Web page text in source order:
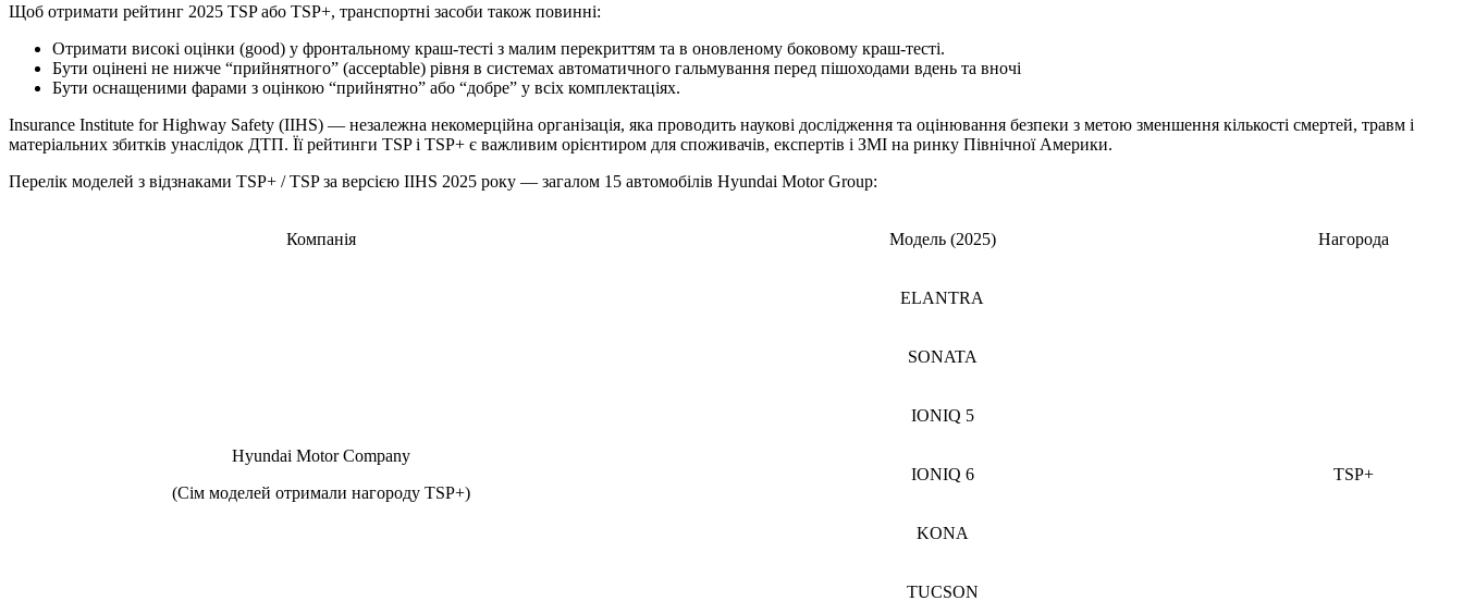
Щоб отримати рейтинг 2025 TSP або TSP+, транспортні засоби також повинні:
Отримати високі оцінки (good) у фронтальному краш-тесті з малим перекриттям та в оновленому боковому краш-тесті.
Бути оцінені не нижче “прийнятного” (acceptable) рівня в системах автоматичного гальмування перед пішоходами вдень та вночі
Бути оснащеними фарами з оцінкою “прийнятно” або “добре” у всіх комплектаціях.
Insurance Institute for Highway Safety (IIHS) — незалежна некомерційна організація, яка проводить наукові дослідження та оцінювання безпеки з метою зменшення кількості смертей, травм і
матеріальних збитків унаслідок ДТП. Її рейтинги TSP і TSP+ є важливим орієнтиром для споживачів, експертів і ЗМІ на ринку Північної Америки.
Перелік моделей з відзнаками TSP+ / TSP за версією IIHS 2025 року — загалом 15 автомобілів Hyundai Motor Group:
Компанія Модель (2025) Нагорода
Hyundai Motor Company
(Сім моделей отримали нагороду TSP+)
ELANTRA
TSP+
SONATA
IONIQ 5
IONIQ 6
KONA
TUCSON